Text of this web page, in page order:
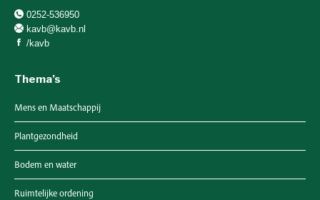
0252-536950
kavb@kavb.nl
/kavb
Thema’s
Mens en Maatschappij
Plantgezondheid
Bodem en water
Ruimtelijke ordening